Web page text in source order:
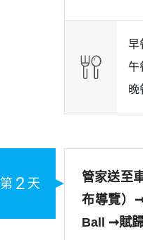
早
午
晚
第 2 天
管家送至
布導覽）
Ball ➞賦